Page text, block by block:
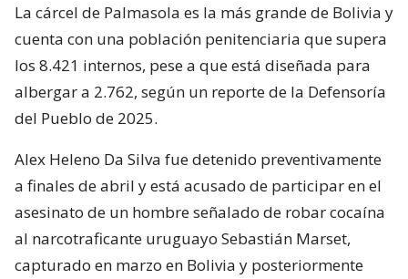
La cárcel de Palmasola es la más grande de Bolivia y
cuenta con una población penitenciaria que supera
los 8.421 internos, pese a que está diseñada para
albergar a 2.762, según un reporte de la Defensoría
del Pueblo de 2025.
Alex Heleno Da Silva fue detenido preventivamente
a finales de abril y está acusado de participar en el
asesinato de un hombre señalado de robar cocaína
al narcotraficante uruguayo Sebastián Marset,
capturado en marzo en Bolivia y posteriormente